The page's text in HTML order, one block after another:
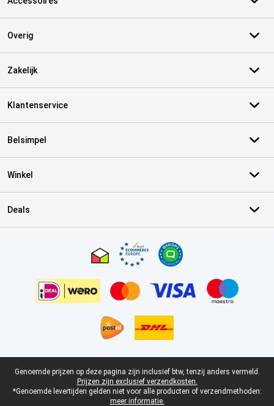
Overig
Zakelijk
Klantenservice
Belsimpel
Winkel
Deals
Juridische voettekst
Genoemde prijzen op deze pagina zijn inclusief btw, tenzij anders vermeld.
Prijzen zijn exclusief verzendkosten.
*Genoemde levertijden gelden niet voor alle producten of verzendmethoden:
meer informatie.